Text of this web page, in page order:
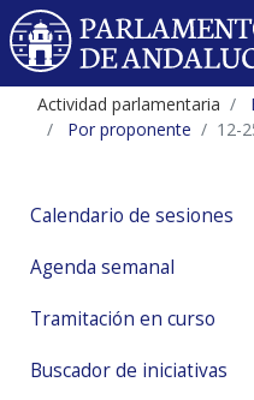
Actividad parlamentaria
Por proponente
12-
Calendario de sesiones
Agenda semanal
Tramitación en curso
Buscador de iniciativas